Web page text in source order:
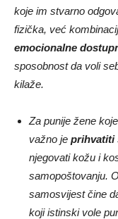
koje im stvarno
fizička, već
emocionalne
sposobnost da voli
kilaže.
Za punije žene
važno je prihvatiti
njegovati kožu i
samopoštovanju.
samosvijest čine
koji istinski vole